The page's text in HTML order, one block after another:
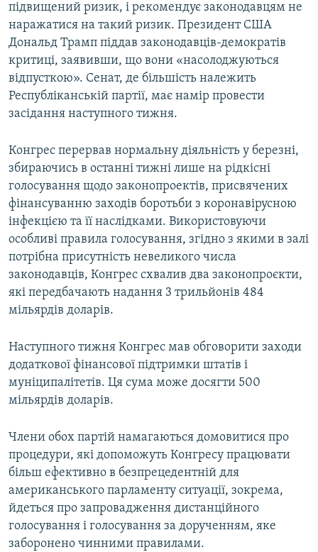
підвищений ризик, і рекомендує законодавцям не
наражатися на такий ризик. Президент США
Дональд Трамп піддав законодавців-демократів
критиці, заявивши, що вони «насолоджуються
відпусткою». Сенат, де більшість належить
Республіканській партії, має намір провести
засідання наступного тижня.
Конгрес перервав нормальну діяльність у березні,
збираючись в останні тижні лише на рідкісні
голосування щодо законопроектів, присвячених
фінансуванню заходів боротьби з коронавірусною
інфекцією та її наслідками. Використовуючи
особливі правила голосування, згідно з якими в залі
потрібна присутність невеликого числа
законодавців, Конгрес схвалив два законопроєкти,
які передбачають надання 3 трильйонів 484
мільярдів доларів.
Наступного тижня Конгрес мав обговорити заходи
додаткової фінансової підтримки штатів і
муніципалітетів. Ця сума може досягти 500
мільярдів доларів.
Члени обох партій намагаються домовитися про
процедури, які допоможуть Конгресу працювати
більш ефективно в безпрецедентній для
американського парламенту ситуації, зокрема,
йдеться про запровадження дистанційного
голосування і голосування за дорученням, яке
заборонено чинними правилами.